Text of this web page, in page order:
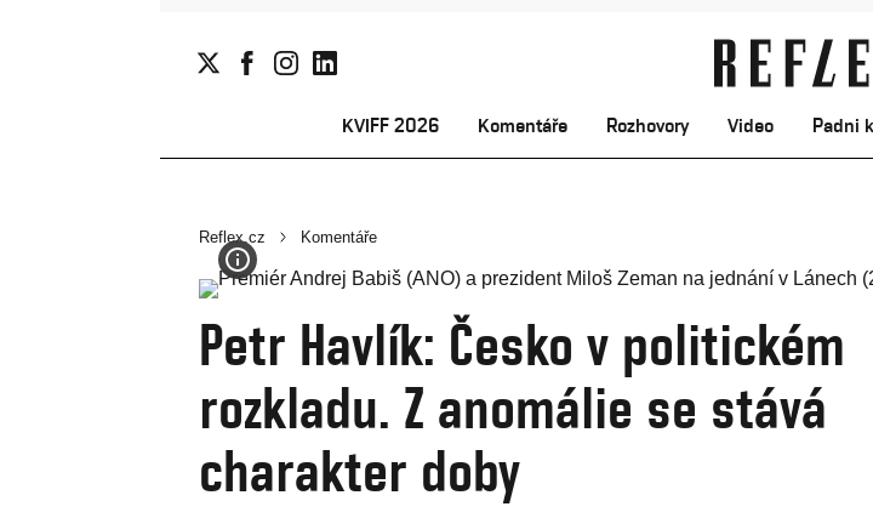
KVIFF 2026 Komentáře Rozhovory Video Padni
Reflex.cz Komentáře
Petr Havlík: Česko v politickém
rozkladu. Z anomálie se stává
charakter doby